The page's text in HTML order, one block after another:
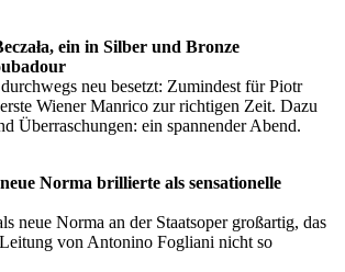
ein in Silber und Bronze
neu besetzt: Zumindest für Piotr
Wiener Manrico zur richtigen Zeit. Dazu
Überraschungen: ein spannender Abend.
Norma brillierte als sensationelle
neue Norma an der Staatsoper großartig, das
von Antonino Fogliani nicht so